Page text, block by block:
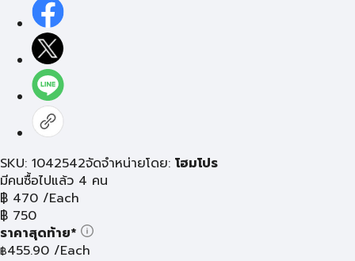
SKU: 1042542จัดจำหน่ายโดย: โฮมโปร
มีคนซื้อไปแล้ว 4 คน
฿ 470 /Each
฿ 750
ราคาสุดท้าย*
฿455.90 /Each